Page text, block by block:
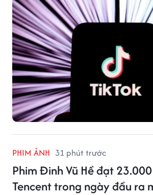
PHIM ẢNH 31 phút trước
Phim Đinh Vũ Hề đạt
Tencent trong ngày đầu ra